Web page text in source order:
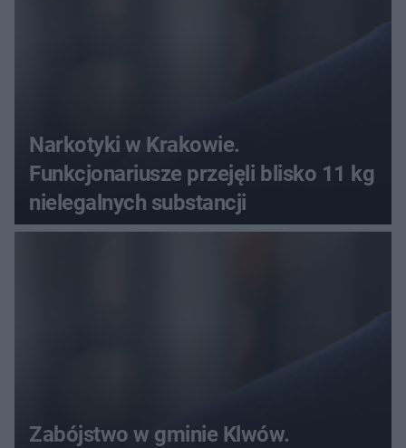
Narkotyki w Krakowie.
Funkcjonariusze przejęli blisko 11 kg
nielegalnych substancji
Zabójstwo w gminie Klwów.